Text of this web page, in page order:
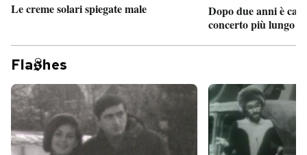
Le creme solari spiegate male
Dopo due anni è
concerto più lungo
Fla hes